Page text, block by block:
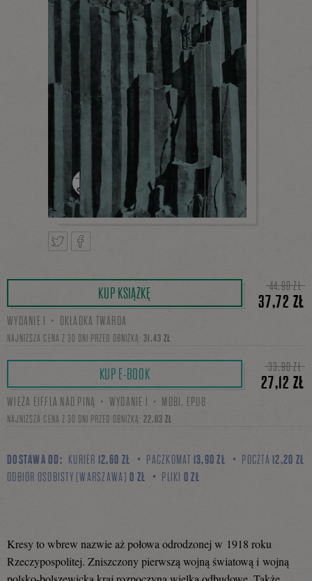
TweetnijPodziel
się
na
KUP KSIĄŻKĘ 44,90 ZŁ
37,72 ZŁ
WYDANIE I・OKŁADKA TWARDA
NAJNIŻSZA CENA Z 30 DNI PRZED OBNIŻKĄ: 31,43 ZŁ
KUP E-BOOK 33,90 ZŁ
27,12 ZŁ
WIEŻA EIFFLA NAD PINĄ・WYDANIE I・MOBI, EPUB
NAJNIŻSZA CENA Z 30 DNI PRZED OBNIŻKĄ: 22,03 ZŁ
DOSTAWA OD: KURIER 12,60 ZŁ PACZKOMAT 13,90 ZŁ POCZTA 12,20 ZŁ
ODBIÓR OSOBISTY (WARSZAWA) 0 ZŁ PLIKI 0 ZŁ
Kresy to wbrew nazwie aż połowa odrodzonej w 1918 roku
Rzeczypospolitej. Zniszczony pierwszą wojną światową i wojną